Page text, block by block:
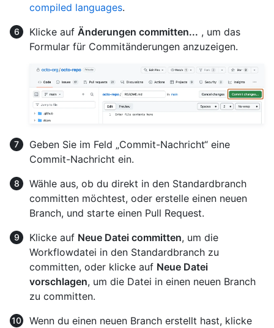
compiled languages.
Klicke auf Änderungen committen... , um das
Formular für Commitänderungen anzuzeigen.
Geben Sie im Feld „Commit-Nachricht“ eine
Commit-Nachricht ein.
Wähle aus, ob du direkt in den Standardbranch
committen möchtest, oder erstelle einen neuen
Branch, und starte einen Pull Request.
Klicke auf Neue Datei committen, um die
Workflowdatei in den Standardbranch zu
committen, oder klicke auf Neue Datei
vorschlagen, um die Datei in einen neuen Branch
zu committen.
Wenn du einen neuen Branch erstellt hast, klicke